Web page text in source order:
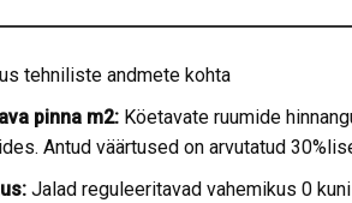
tehniliste andmete kohta
pinna m2: Köetavate ruumide
Antud väärtused on arvutatud
Jalad reguleeritavad vahemikus 0